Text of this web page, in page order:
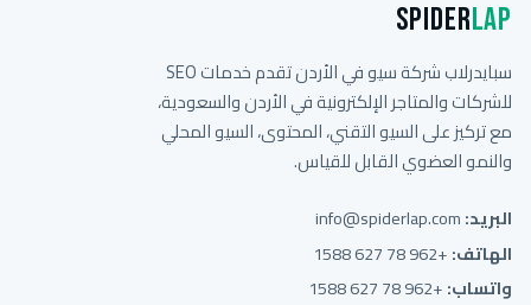
SpiderLap
سبايدرلاب شركة سيو في الأردن تقدم خدمات SEO
للشركات والمتاجر الإلكترونية في الأردن والسعودية،
مع تركيز على السيو التقني، المحتوى، السيو المحلي
والنمو العضوي القابل للقياس.
البريد:info@spiderlap.com
الهاتف:+962 78 627 1588
واتساب:+962 78 627 1588